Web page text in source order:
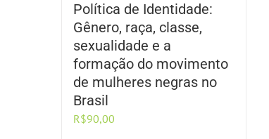
Política de Identidade:
Gênero, raça, classe,
sexualidade e a
formação do movimento
de mulheres negras no
Brasil
R$90,00